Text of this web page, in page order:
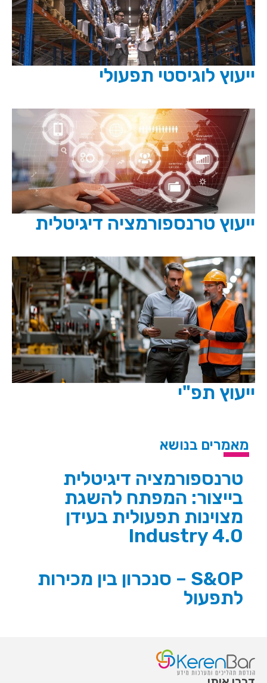
ייעוץ לוגיסטי תפעולי
ייעוץ טרנספורמציה דיגיטלית
ייעוץ תפ"י
מאמרים בנושא
טרנספורמציה דיגיטלית
בייצור: המפתח להשגת
מצוינות תפעולית בעידן
Industry 4.0
S&OP – סנכרון בין מכירות
לתפעול